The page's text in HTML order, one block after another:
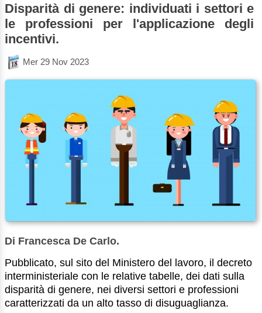
Disparità di genere: individuati i settori e
le professioni per l'applicazione degli
incentivi.
Mer 29 Nov 2023
Di Francesca De Carlo.
Pubblicato, sul sito del Ministero del lavoro, il decreto
interministeriale con le relative tabelle, dei dati sulla
disparità di genere, nei diversi settori e professioni
caratterizzati da un alto tasso di disuguaglianza.